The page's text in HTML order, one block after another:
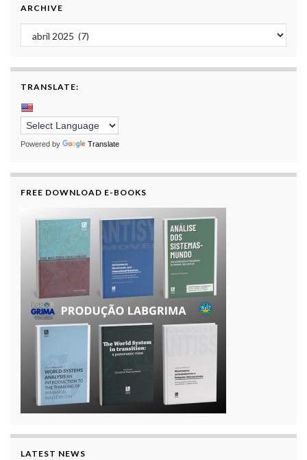
ARCHIVE
Archive
TRANSLATE:
Powered by Translate
FREE DOWNLOAD E-BOOKS
LATEST NEWS